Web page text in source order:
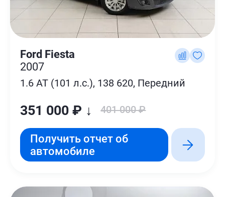
Ford Fiesta
2007
1.6 AT (101 л.с.), 138 620, Передний
351 000 ₽ ↓ 401 000 ₽
Получить отчет об
автомобиле